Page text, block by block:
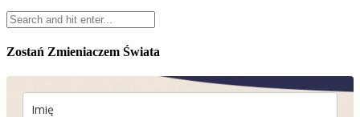
Zostań Zmieniaczem Świata